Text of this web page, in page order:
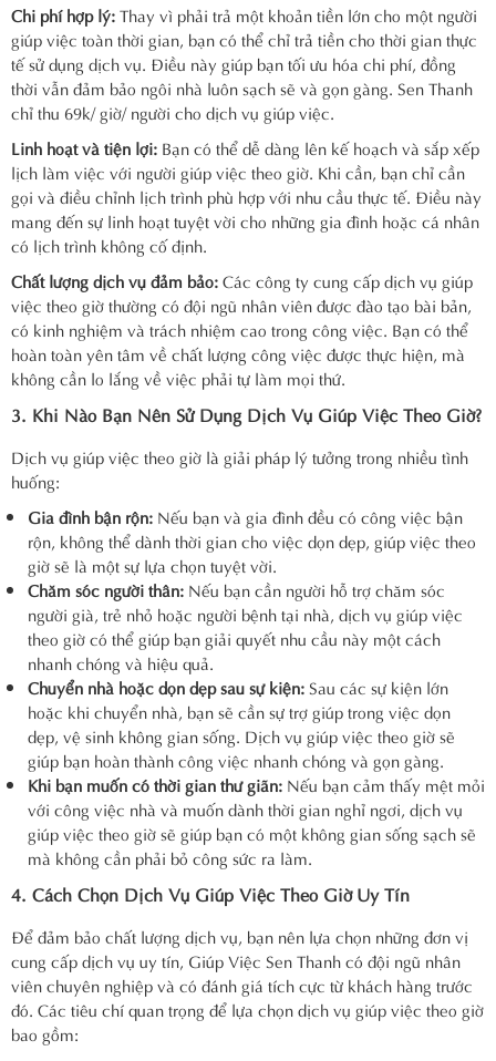
Chi phí hợp lý:Thay vì phải trả một khoản tiền lớn cho một người
giúp việc toàn thời gian, bạn có thể chỉ trả tiền cho thời gian thực
tế sử dụng dịch vụ. Điều này giúp bạn tối ưu hóa chi phí, đồng
thời vẫn đảm bảo ngôi nhà luôn sạch sẽ và gọn gàng. Sen Thanh
chỉ thu 69k/ giờ/ người cho dịch vụ giúp việc.
Linh hoạt và tiện lợi: Bạn có thể dễ dàng lên kế hoạch và sắp xếp
lịch làm việc với người giúp việc theo giờ. Khi cần, bạn chỉ cần
gọi và điều chỉnh lịch trình phù hợp với nhu cầu thực tế. Điều này
mang đến sự linh hoạt tuyệt vời cho những gia đình hoặc cá nhân
có lịch trình không cố định.
Chất lượng dịch vụ đảm bảo:Các công ty cung cấp dịch vụ giúp
việc theo giờ thường có đội ngũ nhân viên được đào tạo bài bản,
có kinh nghiệm và trách nhiệm cao trong công việc. Bạn có thể
hoàn toàn yên tâm về chất lượng công việc được thực hiện, mà
không cần lo lắng về việc phải tự làm mọi thứ.
3. Khi Nào Bạn Nên Sử Dụng Dịch Vụ Giúp Việc Theo Giờ?
Dịch vụ giúp việc theo giờ là giải pháp lý tưởng trong nhiều tình
huống:
Gia đình bận rộn: Nếu bạn và gia đình đều có công việc bận
rộn, không thể dành thời gian cho việc dọn dẹp, giúp việc theo
giờ sẽ là một sự lựa chọn tuyệt vời.
Chăm sóc người thân: Nếu bạn cần người hỗ trợ chăm sóc
người già, trẻ nhỏ hoặc người bệnh tại nhà, dịch vụ giúp việc
theo giờ có thể giúp bạn giải quyết nhu cầu này một cách
nhanh chóng và hiệu quả.
Chuyển nhà hoặc dọn dẹp sau sự kiện:Sau các sự kiện lớn
hoặc khi chuyển nhà, bạn sẽ cần sự trợ giúp trong việc dọn
dẹp, vệ sinh không gian sống. Dịch vụ giúp việc theo giờ sẽ
giúp bạn hoàn thành công việc nhanh chóng và gọn gàng.
Khi bạn muốn có thời gian thư giãn: Nếu bạn cảm thấy mệt mỏi
với công việc nhà và muốn dành thời gian nghỉ ngơi, dịch vụ
giúp việc theo giờ sẽ giúp bạn có một không gian sống sạch sẽ
mà không cần phải bỏ công sức ra làm.
4. Cách Chọn Dịch Vụ Giúp Việc Theo Giờ Uy Tín
Để đảm bảo chất lượng dịch vụ, bạn nên lựa chọn những đơn vị
cung cấp dịch vụ uy tín, Giúp Việc Sen Thanh có đội ngũ nhân
viên chuyên nghiệp và có đánh giá tích cực từ khách hàng trước
đó. Các tiêu chí quan trọng để lựa chọn dịch vụ giúp việc theo giờ
bao gồm: